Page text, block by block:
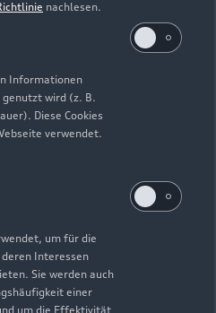
nachlesen.
Informationen
wird (z. B.
Diese Cookies
verwendet.
um für die
Interessen
Sie werden auch
einer
um die Effektivität